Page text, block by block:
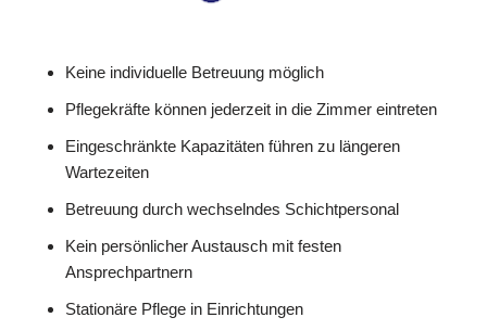
Keine individuelle Betreuung möglich
Pflegekräfte können jederzeit in die Zimmer eintreten
Eingeschränkte Kapazitäten führen zu längeren
Wartezeiten
Betreuung durch wechselndes Schichtpersonal
Kein persönlicher Austausch mit festen
Ansprechpartnern
Stationäre Pflege in Einrichtungen